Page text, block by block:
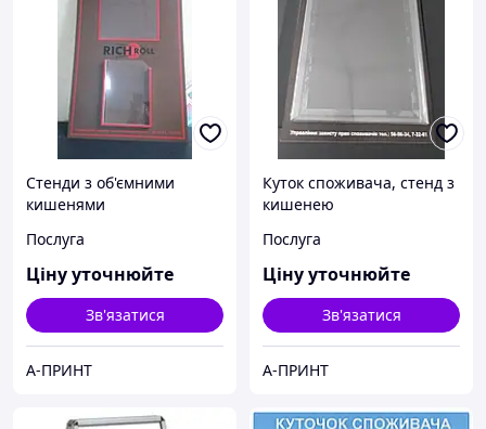
Стенди з об'ємними
кишенями
Послуга
Ціну уточнюйте
Зв'язатися
А-ПРИНТ
Куток споживача, стенд з
кишенею
Послуга
Ціну уточнюйте
Зв'язатися
А-ПРИНТ